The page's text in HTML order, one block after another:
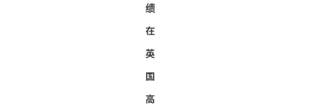
绩
在
英
国
高